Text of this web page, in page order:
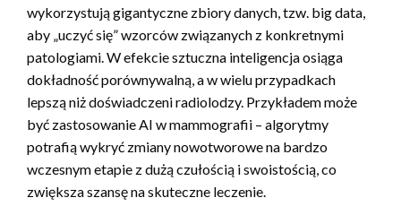
wykorzystują gigantyczne zbiory danych, tzw. big data,
aby „uczyć się” wzorców związanych z konkretnymi
patologiami. W efekcie sztuczna inteligencja osiąga
dokładność porównywalną, a w wielu przypadkach
lepszą niż doświadczeni radiolodzy. Przykładem może
być zastosowanie AI w mammografii – algorytmy
potrafią wykryć zmiany nowotworowe na bardzo
wczesnym etapie z dużą czułością i swoistością, co
zwiększa szansę na skuteczne leczenie.